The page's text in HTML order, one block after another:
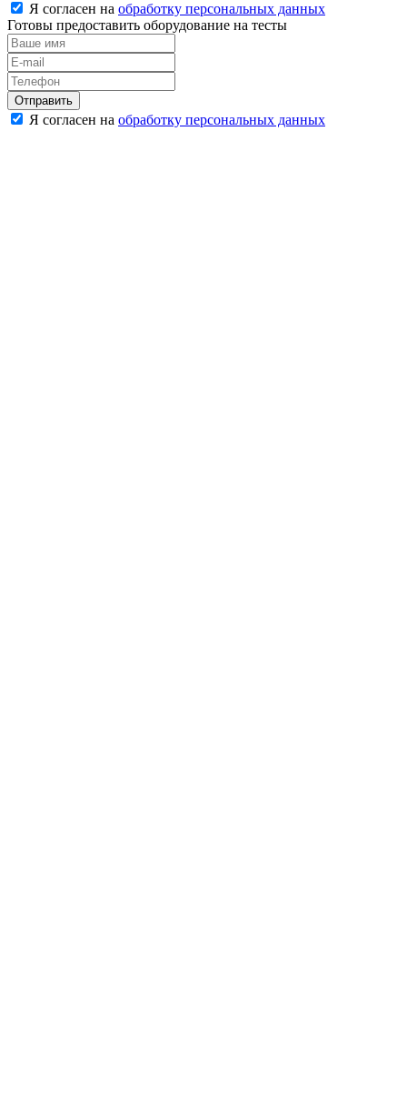
Я согласен на обработку персональных данных
Готовы предоставить оборудование на тесты
Отправить
Я согласен на обработку персональных данных